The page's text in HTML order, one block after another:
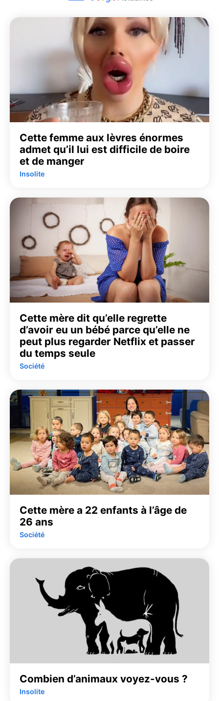
Cette femme aux lèvres énormes
admet qu’il lui est difficile de boire
et de manger
Insolite
Cette mère dit qu’elle regrette
d’avoir eu un bébé parce qu’elle ne
peut plus regarder Netflix et passer
du temps seule
Société
Cette mère a 22 enfants à l’âge de
26 ans
Société
Combien d’animaux voyez-vous ?
Insolite